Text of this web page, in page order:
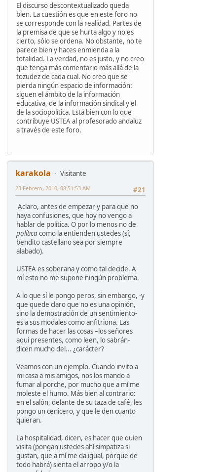
El discurso descontextualizado queda
bien. La cuestión es que en este foro no
se corresponde con la realidad. Partes de
la premisa de que se hurta algo y no es
cierto, sólo se ordena. No obstante, no te
parece bien y haces enmienda a la
totalidad. La verdad, no es justo, y no creo
que tenga más comentario más allá de la
tozudez de cada cual. No creo que se
pierda ningún espacio de información:
siguen el ámbito de la información
educativa, de la información sindical y el
de la sociopolítica. Está bien con lo que
contribuye USTEA al profesorado andaluz
a través de este foro.
karakola
Visitante
#21
23 Febrero, 2010, 08:51:53 AM
Aclaro, antes de empezar y para que no
haya confusiones, que hoy no vengo a
hablar de política. O por lo menos no de
políticacomo la entienden ustedes (sí,
bendito castellano sea por siempre
alabado).
USTEA es soberana y como tal decide. A
mí esto no me supone ningún problema.
A lo que sí le pongo peros, sin embargo, -y
que quede claro que no es una opinión,
sino la demostración de un sentimiento-
es a sus modales como anfitriona. Las
formas de hacer las cosas –los señores
aquí presentes, como leen, lo sabrán-
dicen mucho del... ¿carácter?
Veamos con un ejemplo. Cuando invito a
mi casa a mis amigos, nos los mando a
fumar al porche, por mucho que a mí me
moleste el humo. Más bien al contrario:
en el salón, delante de su taza de café, les
pongo un cenicero, y que le den cuanto
quieran.
La hospitalidad, dicen, es hacer que quien
visita (pongan ustedes ahí simpatiza si
gustan, que a mí me da igual, porque de
todo habrá) sienta el arropo y/o la